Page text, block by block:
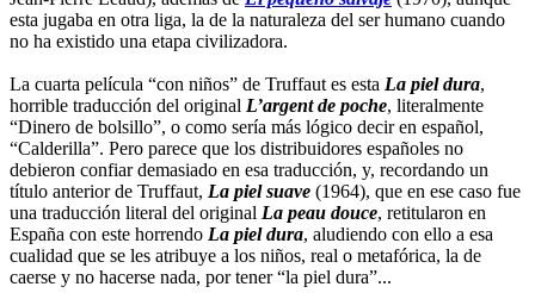
esta jugaba en otra liga, la de la naturaleza del ser humano cuando
no ha existido una etapa civilizadora.
La cuarta película “con niños” de Truffaut es esta La piel dura,
horrible traducción del original L’argent de poche, literalmente
“Dinero de bolsillo”, o como sería más lógico decir en español,
“Calderilla”. Pero parece que los distribuidores españoles no
debieron confiar demasiado en esa traducción, y, recordando un
título anterior de Truffaut, La piel suave (1964), que en ese caso fue
una traducción literal del original La peau douce, retitularon en
España con este horrendo La piel dura, aludiendo con ello a esa
cualidad que se les atribuye a los niños, real o metafórica, la de
caerse y no hacerse nada, por tener “la piel dura”...